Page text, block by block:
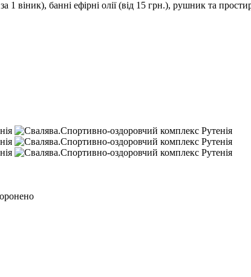
1 віник), банні ефірні олії (від 15 грн.), рушник та